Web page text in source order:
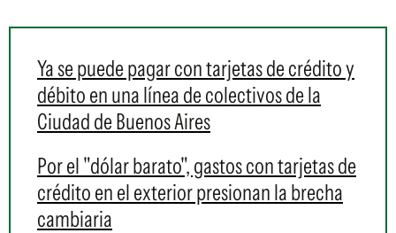
Ya se puede pagar con tarjetas de crédito y
débito en una línea de colectivos de la
Ciudad de Buenos Aires
Por el "dólar barato", gastos con tarjetas de
crédito en el exterior presionan la brecha
cambiaria